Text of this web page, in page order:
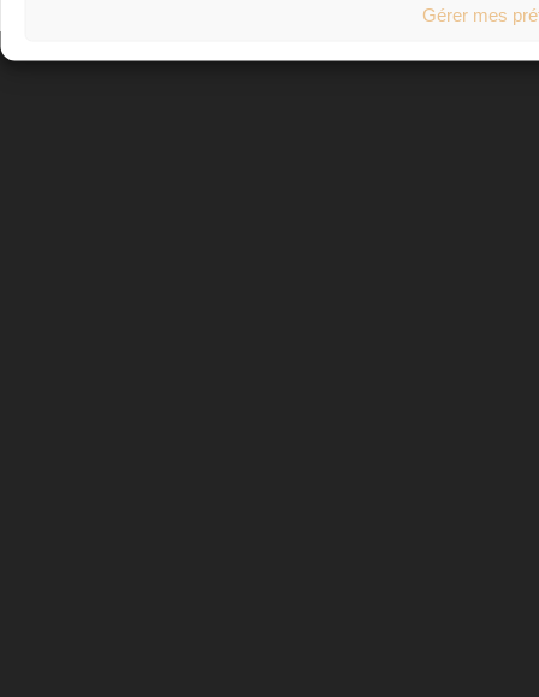
Gérer mes
© 2023 GreenMotorShop – Paris, France. Tous droits réservés.